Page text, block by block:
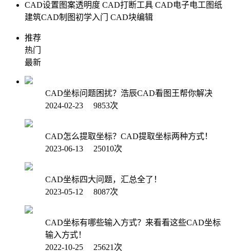
CAD设置图案透明度 CAD打断工具 CAD电子电工图纸
建筑CAD制图初学入门
CAD块编辑
推荐
热门
最新
CAD坐标问题困扰？浩辰CAD看图王帮你解决
2024-02-23 9853次
CAD怎么提取坐标？CAD提取坐标两种方式！
2023-06-13 25010次
CAD坐标四大问题，汇总全了！
2023-05-12 8087次
CAD坐标有哪些输入方式？来看看这些CAD坐标
输入方式！
2022-10-25 25621次